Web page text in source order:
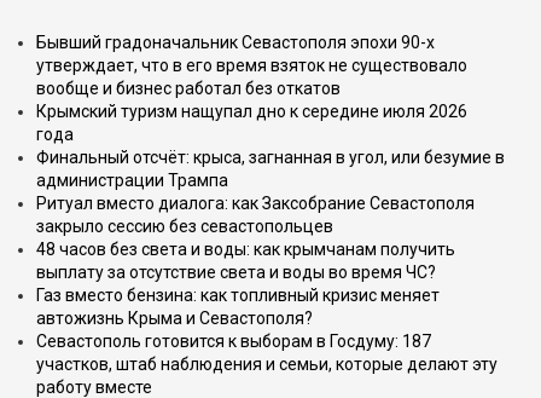
Бывший градоначальник Севастополя эпохи 90-х
утверждает, что в его время взяток не существовало
вообще и бизнес работал без откатов
Крымский туризм нащупал дно к середине июля 2026
года
Финальный отсчёт: крыса, загнанная в угол, или безумие в
администрации Трампа
Ритуал вместо диалога: как Заксобрание Севастополя
закрыло сессию без севастопольцев
48 часов без света и воды: как крымчанам получить
выплату за отсутствие света и воды во время ЧС?
Газ вместо бензина: как топливный кризис меняет
автожизнь Крыма и Севастополя?
Севастополь готовится к выборам в Госдуму: 187
участков, штаб наблюдения и семьи, которые делают эту
работу вместе